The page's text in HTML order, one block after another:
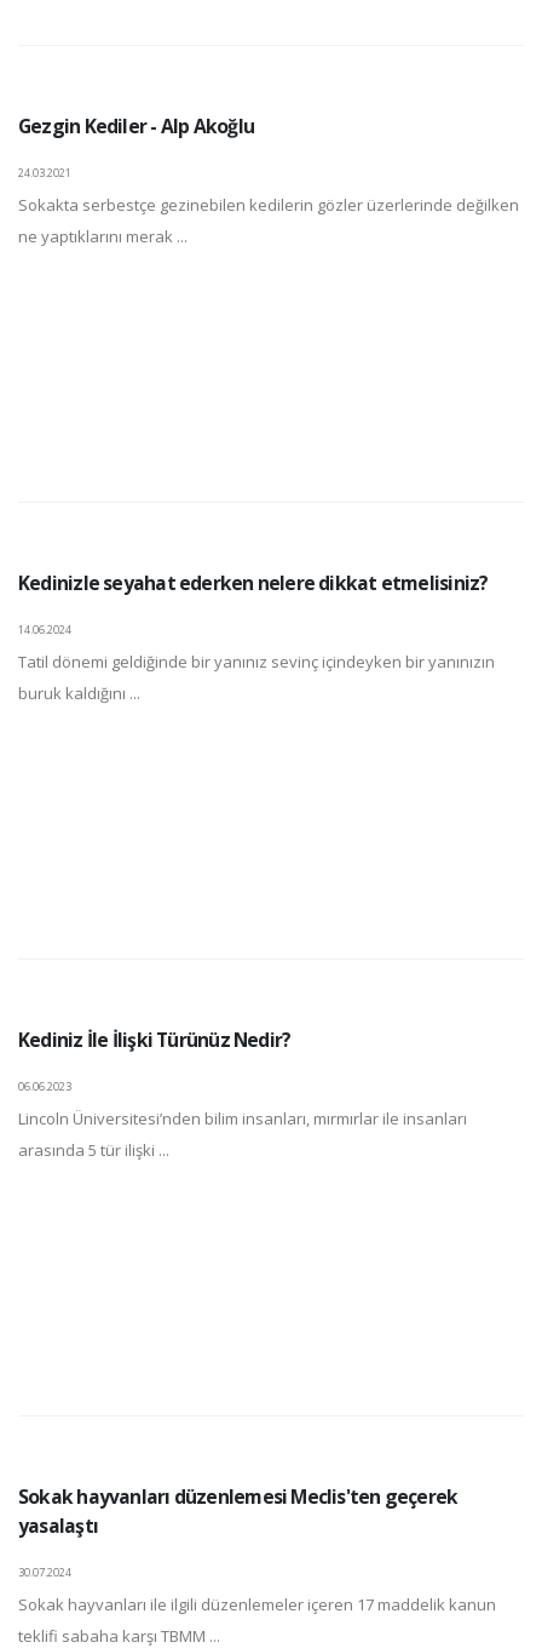
Gezgin Kediler - Alp Akoğlu
24.03.2021
Sokakta serbestçe gezinebilen kedilerin gözler üzerlerinde değilken
ne yaptıklarını merak ...
Kedinizle seyahat ederken nelere dikkat etmelisiniz?
14.06.2024
Tatil dönemi geldiğinde bir yanınız sevinç içindeyken bir yanınızın
buruk kaldığını ...
Kediniz İle İlişki Türünüz Nedir?
06.06.2023
Lincoln Üniversitesi’nden bilim insanları, mırmırlar ile insanları
arasında 5 tür ilişki ...
Sokak hayvanları düzenlemesi Meclis'ten geçerek
yasalaştı
30.07.2024
Sokak hayvanları ile ilgili düzenlemeler içeren 17 maddelik kanun
teklifi sabaha karşı TBMM ...